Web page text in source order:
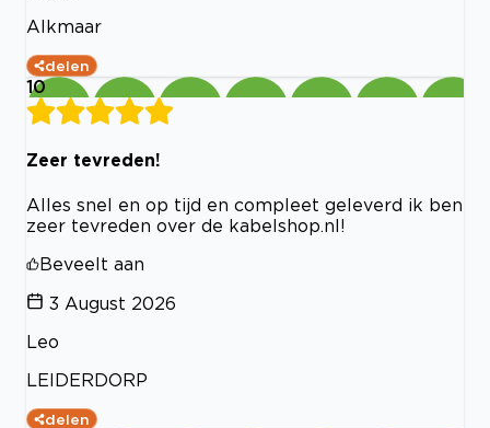
Alkmaar
delen
10
Zeer tevreden!
Alles snel en op tijd en compleet geleverd ik ben
zeer tevreden over de kabelshop.nl!
Beveelt aan
3 August 2026
Leo
LEIDERDORP
delen